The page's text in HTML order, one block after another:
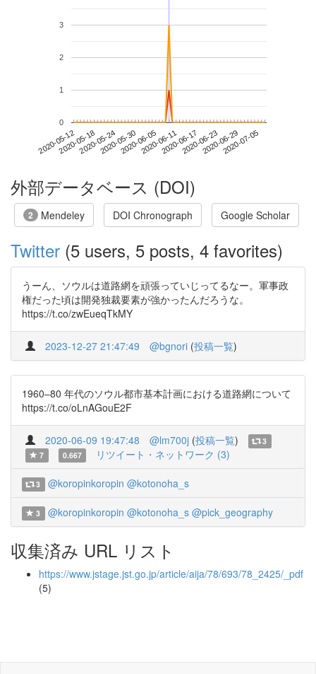
2020-05-122020-05-182020-05-242020-05-302020-06-052020-06-112020-06-172020-06-232020-06-292020-07-05
0
1
2
3
外部データベース (DOI)
2 Mendeley DOI Chronograph Google Scholar
Twitter (5 users, 5 posts, 4 favorites)
うーん、ソウルは道路網を頑張っていじってるなー。軍事政
権だった頃は開発独裁要素が強かったんだろうな。
https://t.co/zwEueqTkMY
2023-12-27 21:47:49 @bgnori (投稿一覧)
1960‒80 年代のソウル都市基本計画における道路網について
https://t.co/oLnAGouE2F
2020-06-09 19:47:48 @lm700j (投稿一覧)
3
7
0.667 リツイート・ネットワーク (3)
3 @koropinkoropin @kotonoha_s
3 @koropinkoropin @kotonoha_s @pick_geography
収集済み URL リスト
https://www.jstage.jst.go.jp/article/aija/78/693/78_2425/_pdf
(5)